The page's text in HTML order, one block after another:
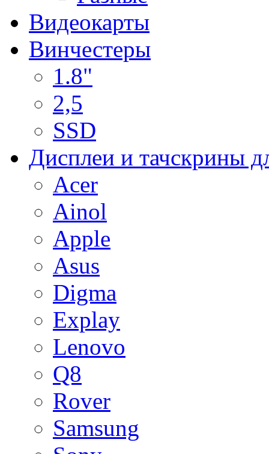
Видеокарты
Винчестеры
1.8"
2,5
SSD
Дисплеи и тачскрины
Acer
Ainol
Apple
Asus
Digma
Explay
Lenovo
Q8
Rover
Samsung